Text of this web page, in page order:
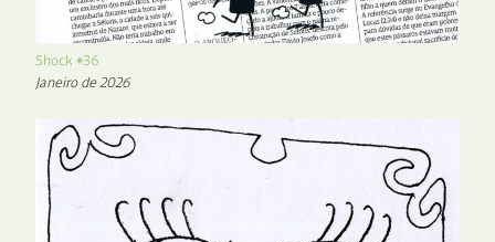
Shock #36
Janeiro de 2026